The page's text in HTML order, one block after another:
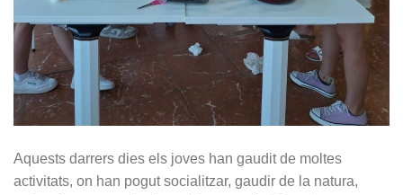
Aquests darrers dies els joves han gaudit de moltes
activitats, on han pogut socialitzar, gaudir de la natura,